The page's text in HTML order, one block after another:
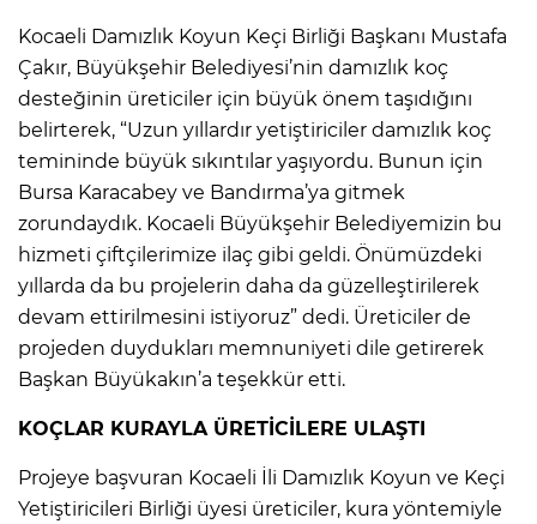
Kocaeli Damızlık Koyun Keçi Birliği Başkanı Mustafa
Çakır, Büyükşehir Belediyesi’nin damızlık koç
desteğinin üreticiler için büyük önem taşıdığını
belirterek, “Uzun yıllardır yetiştiriciler damızlık koç
temininde büyük sıkıntılar yaşıyordu. Bunun için
Bursa Karacabey ve Bandırma’ya gitmek
zorundaydık. Kocaeli Büyükşehir Belediyemizin bu
hizmeti çiftçilerimize ilaç gibi geldi. Önümüzdeki
yıllarda da bu projelerin daha da güzelleştirilerek
devam ettirilmesini istiyoruz” dedi. Üreticiler de
projeden duydukları memnuniyeti dile getirerek
Başkan Büyükakın’a teşekkür etti.
KOÇLAR KURAYLA ÜRETİCİLERE ULAŞTI
Projeye başvuran Kocaeli İli Damızlık Koyun ve Keçi
Yetiştiricileri Birliği üyesi üreticiler, kura yöntemiyle